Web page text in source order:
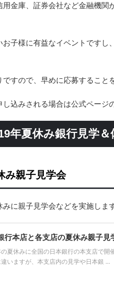
金庫、証券会社など金融機
子様に有益なイベントです
すので、早めに応募すること
込みされる場合は公式ページ
年夏休み銀行見学＆
み親子見学会
に親子見学会などを実施しま
行本店と各支店の夏休み親子見
夏休みに全国の日本銀行の本支店で
いますが、本支店内の見学や日本銀 ...